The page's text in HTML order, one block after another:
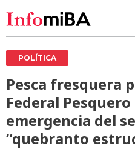
POLÍTICA
Pesca fresquera
Federal
emergencia del
“quebranto